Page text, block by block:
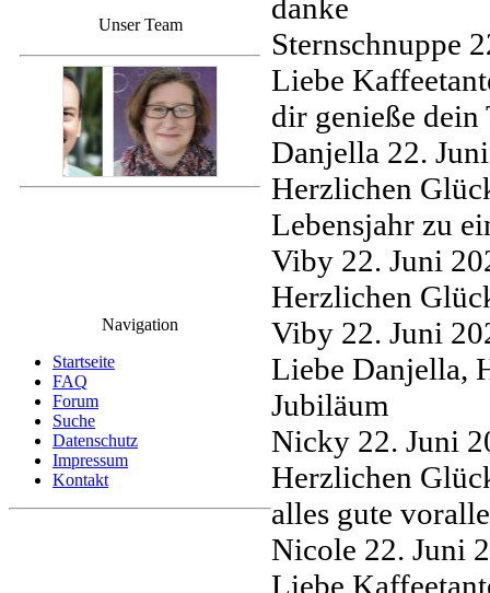
Unser Team
Navigation
Startseite
FAQ
Forum
Suche
Datenschutz
Impressum
Kontakt
danke
Sternschnuppe
Liebe
dir genieße
Danjella 22.
Herzlichen
Lebensjahr zu
Viby 22. Juni
Herzlichen
Viby 22. Juni
Liebe Danjella,
Jubiläum
Nicky 22. Juni
Herzlichen
alles gute
Nicole 22. Juni
Liebe